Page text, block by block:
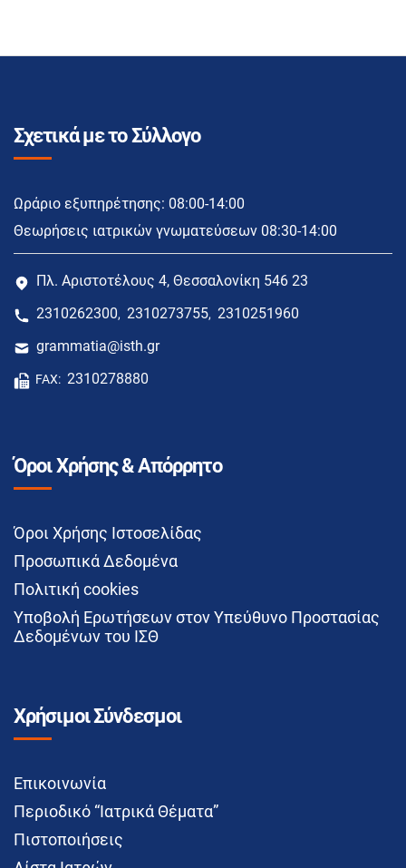
Σχετικά με το Σύλλογο
Ωράριο εξυπηρέτησης: 08:00-14:00
Θεωρήσεις ιατρικών γνωματεύσεων 08:30-14:00
Πλ. Αριστοτέλους 4, Θεσσαλονίκη 546 23
2310262300, 2310273755, 2310251960
grammatia@isth.gr
FAX: 2310278880
Όροι Χρήσης & Απόρρητο
Όροι Χρήσης Ιστοσελίδας
Προσωπικά Δεδομένα
Πολιτική cookies
Υποβολή Ερωτήσεων στον Υπεύθυνο Προστασίας
Δεδομένων του ΙΣΘ
Χρήσιμοι Σύνδεσμοι
Επικοινωνία
Περιοδικό “Ιατρικά Θέματα”
Πιστοποιήσεις